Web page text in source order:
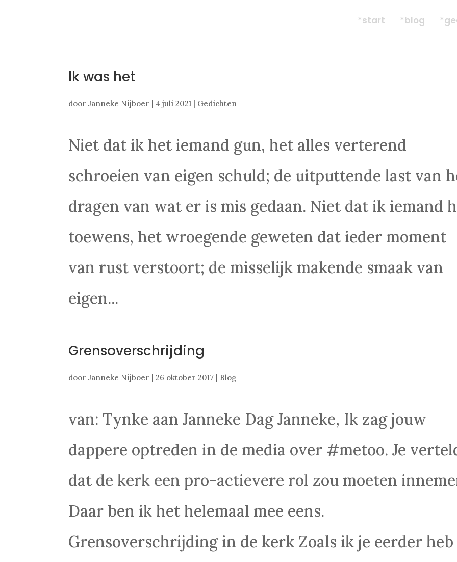
*start *blog
Ik was het
doorJanneke Nijboer | 4 juli 2021 | Gedichten
Niet dat ik het iemand gun, het alles verterend
schroeien van eigen schuld; de uitputtende last van
dragen van wat er is mis gedaan. Niet dat ik iemand
toewens, het wroegende geweten dat ieder moment
van rust verstoort; de misselijk makende smaak van
eigen...
Grensoverschrijding
doorJanneke Nijboer |26 oktober 2017 | Blog
van: Tynke aan Janneke Dag Janneke, Ik zag jouw
dappere optreden in de media over #metoo. Je
dat de kerk een pro-actievere rol zou moeten
Daar ben ik het helemaal mee eens.
Grensoverschrijding in de kerk Zoals ik je eerder heb